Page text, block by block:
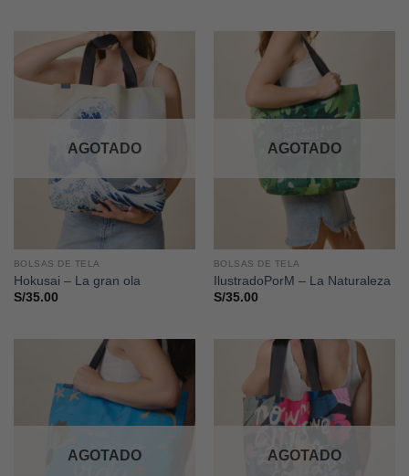
AGOTADO
BOLSAS DE TELA
Hokusai – La gran ola
S/35.00
AGOTADO
BOLSAS DE TELA
IlustradoPorM – La Naturaleza
S/35.00
AGOTADO AGOTADO